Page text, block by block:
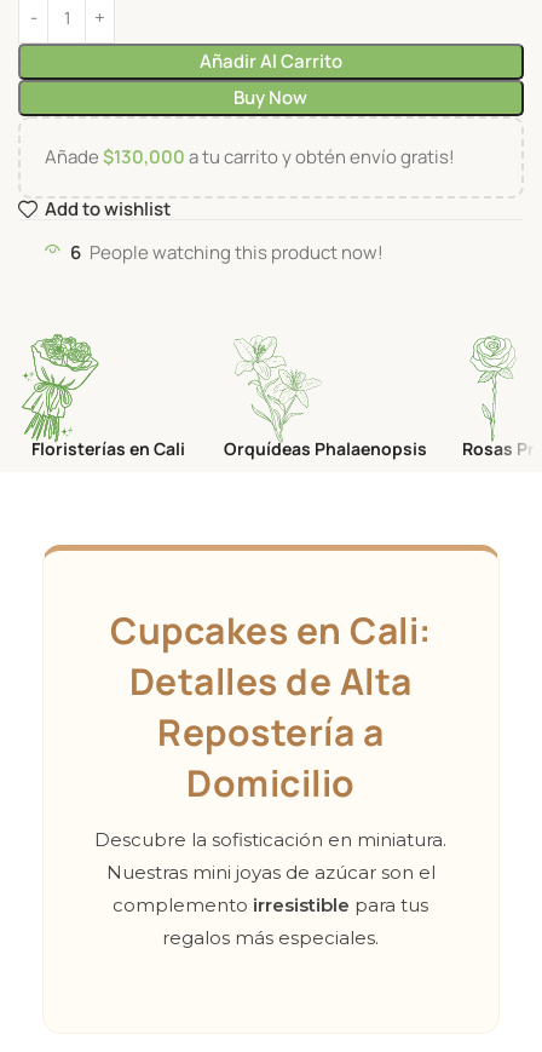
Añadir Al Carrito
Buy Now
Añade$130,000a tu carrito y obtén envío gratis!
Add to wishlist
6 People watching this product now!
Floristerías en Cali Orquídeas Phalaenopsis Rosas
Cupcakes en Cali:
Detalles de Alta
Repostería a
Domicilio
Descubre la sofisticación en miniatura.
Nuestras mini joyas de azúcar son el
complemento irresistible para tus
regalos más especiales.